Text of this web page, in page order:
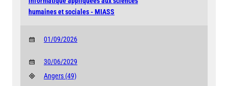
humaines et sociales - MIASS
01/09/2026
30/06/2029
Angers (49)